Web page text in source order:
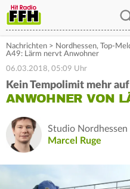
Nachrichten > Nordhessen, Top-
A49: Lärm nervt Anwohner
06.03.2018, 05:09 Uhr
Kein Tempolimit mehr
ANWOHNER VON
Studio Nordhessen
Marcel Ruge